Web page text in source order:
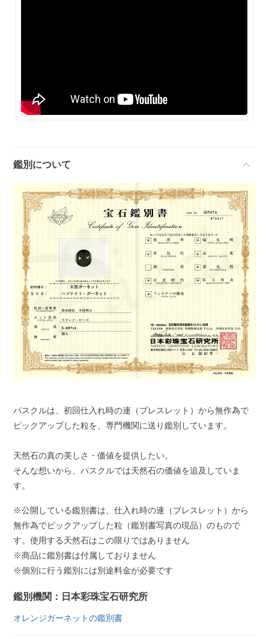
鑑別について
パスクルは、初回仕入れ時の連（ブレスレット）から無作為で
ピックアップした粒を、専門機関に送り鑑別しています。
天然石の真の美しさ・価値を提供したい。
そんな想いから、パスクルでは天然石の価値を追及していま
す。
※公開している鑑別書は、仕入れ時の連（ブレスレット）から
無作為でピックアップした粒（鑑別書写真の現品）のもので
す。使用する天然石はこの限りではありません
※商品に鑑別書は付属しておりません
※個別に行う鑑別には別途料金が必要です
鑑別機関：日本彩珠宝石研究所
オレンジガーネットの鑑別書